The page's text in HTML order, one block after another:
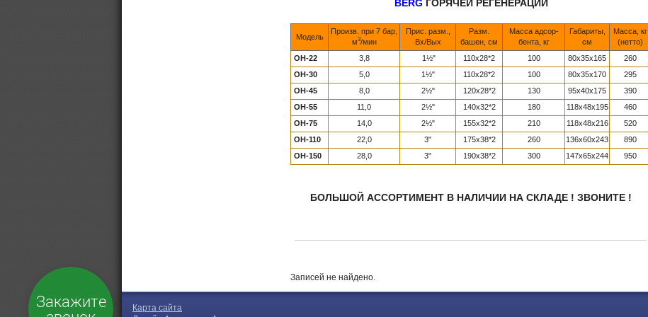
BERG ГОРЯЧЕЙ РЕГЕНЕРАЦИИ
Модель
Произв. при 7 бар,
м3/мин
Прис. разм.,
Вх/Вых
Разм.
башен, см
Масса адсор-
бента, кг
Габариты,
см
Масса, кг
(нетто)
OH-22
3,8 1½" 110x28*2 100 80x35x165
260
OH-30
5,0 1½" 110x28*2 100 80x35x170
295
OH-45
8,0 2½" 120x28*2 130 95x40x175
390
OH-55
11,0 2½" 140x32*2 180 118x48x195
460
OH-75
14,0 2½" 155x32*2 210 118x48x216
520
OH-110
22,0 3" 175x38*2 260 136x60x243
890
OH-150
28,0 3" 190x38*2 300 147x65x244 950
БОЛЬШОЙ АССОРТИМЕНТ В НАЛИЧИИ НА СКЛАДЕ ! ЗВОНИТЕ !
Записей не найдено.
Карта сайта
Закажите
звонок